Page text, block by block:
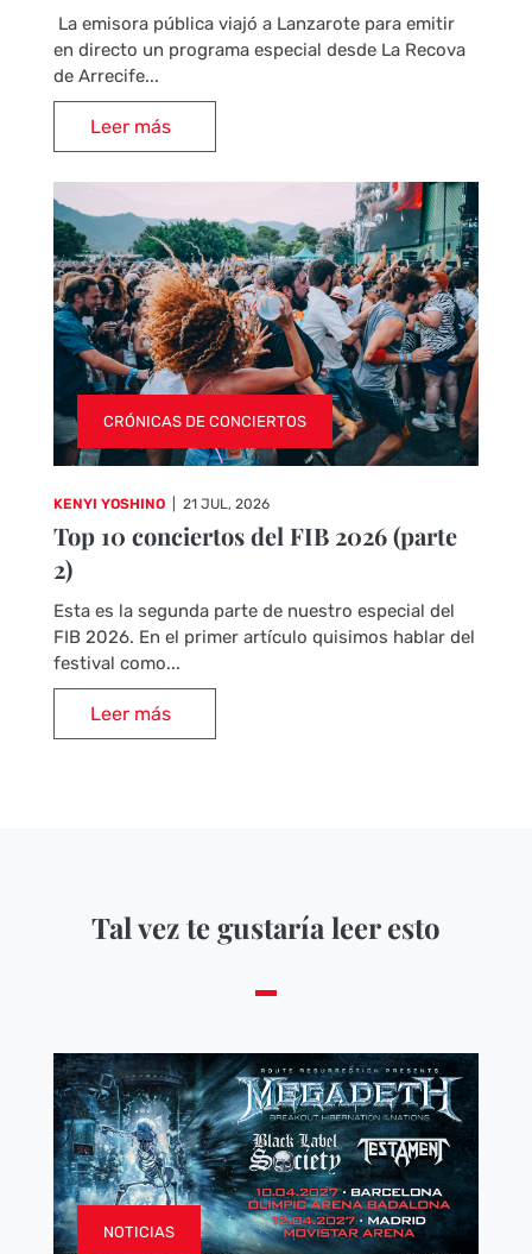
La emisora pública viajó a Lanzarote para emitir
en directo un programa especial desde La Recova
de Arrecife...
Leer más
CRÓNICAS DE CONCIERTOS
KENYI YOSHINO 21 JUL, 2026
Top 10 conciertos del FIB 2026 (parte
2)
Esta es la segunda parte de nuestro especial del
FIB 2026. En el primer artículo quisimos hablar del
festival como...
Leer más
Tal vez te gustaría leer esto
NOTICIAS